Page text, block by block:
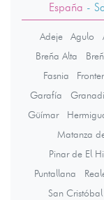
España -
Adeje Agulo
Breña Alta
Fasnia
Garafía
Güímar
Matanza
Pinar de El
Puntallana
San